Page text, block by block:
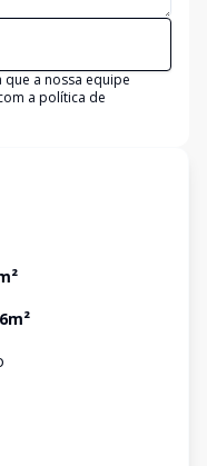
a nossa equipe
a política de
m²